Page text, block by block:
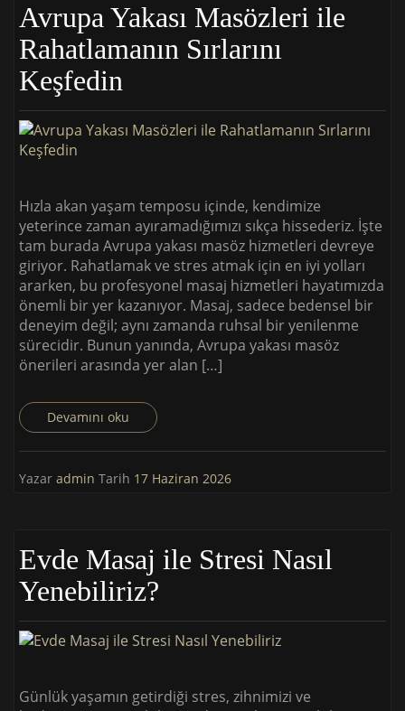
Avrupa Yakası Masözleri ile
Rahatlamanın Sırlarını
Keşfedin
Hızla akan yaşam temposu içinde, kendimize
yeterince zaman ayıramadığımızı sıkça hissederiz. İşte
tam burada Avrupa yakası masöz hizmetleri devreye
giriyor. Rahatlamak ve stres atmak için en iyi yolları
ararken, bu profesyonel masaj hizmetleri hayatımızda
önemli bir yer kazanıyor. Masaj, sadece bedensel bir
deneyim değil; aynı zamanda ruhsal bir yenilenme
sürecidir. Bunun yanında, Avrupa yakası masöz
önerileri arasında yer alan […]
Devamını oku
Yazar admin Tarih 17 Haziran 2026
Evde Masaj ile Stresi Nasıl
Yenebiliriz?
Günlük yaşamın getirdiği stres, zihnimizi ve